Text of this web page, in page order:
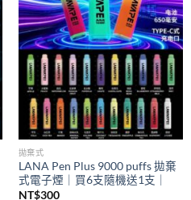
拋棄式
LANA Pen Plus 9000 puffs 拋棄
式電子煙｜買6支隨機送1支｜
NT$300